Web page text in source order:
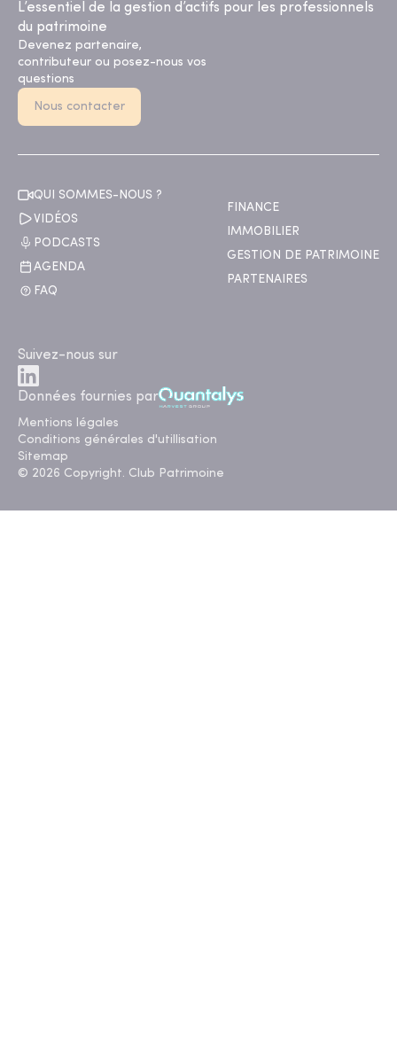
L’essentiel de la gestion d’actifs pour les professionnels
du patrimoine
Devenez partenaire,
contributeur ou posez-nous vos
questions
Nous contacter
QUI SOMMES-NOUS ?
VIDÉOS
PODCASTS
AGENDA
FAQ
FINANCE
IMMOBILIER
GESTION DE PATRIMOINE
PARTENAIRES
Suivez-nous sur
Données fournies par
Mentions légales
Conditions générales d'utillisation
Sitemap
© 2026 Copyright. Club Patrimoine